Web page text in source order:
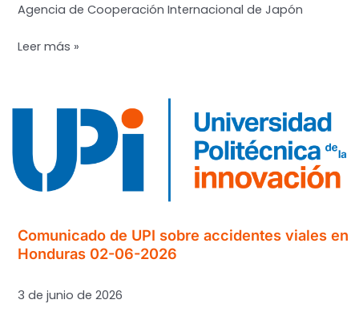
Agencia de Cooperación Internacional de Japón
JICA
gestión
de
en
la
Leer más »
Comunicado de UPI sobre accidentes viales en
Honduras 02-06-2026
3 de junio de 2026